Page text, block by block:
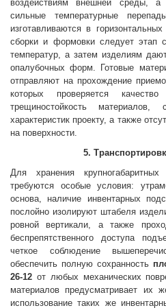
воздействиям внешней среды,
сильные температурные
изготавливаются в
сборки и формовки следует этап
температур, а затем изделиям
опалубочных форм. Готовые
отправляют на прохождение
которых проверяется
трещиностойкость материалов,
характеристик проекту, а также
на поверхности.
5.
Для хранения крупногабаритных
требуются особые условия:
основа, наличие инвентарных
послойно изолируют штабеля
ровной вертикали, а также
беспрепятственного доступа
четкое соблюдение
обеспечить полную сохранность
26-12 от любых механических
материалов предусматривает их
использование таких же